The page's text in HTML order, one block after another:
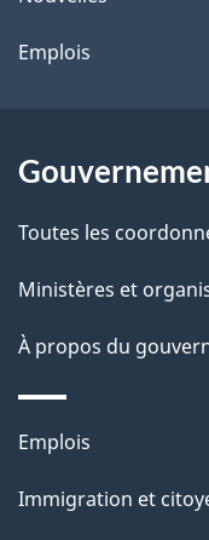
d
l
p
a
g
e
site
Emplois
Toutes les
Ministères et
À propos du
Thèmes
sujets
Emplois
Immigration et